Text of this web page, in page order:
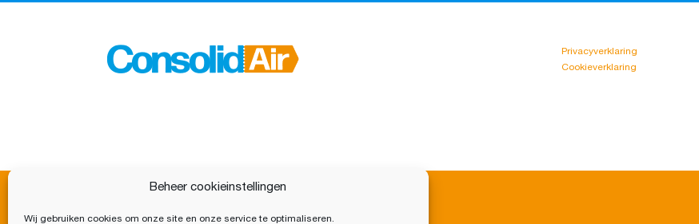
Beheer cookieinstellingen
Wij gebruiken cookies om onze site en onze service te optimaliseren.
Privacyverklaring
Cookieverklaring